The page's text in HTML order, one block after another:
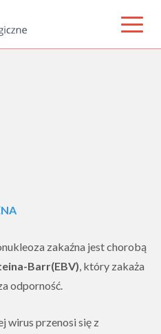
zakaźna jest chorobą
Barr(EBV), który zakaża
odporność.
wirus przenosi się z